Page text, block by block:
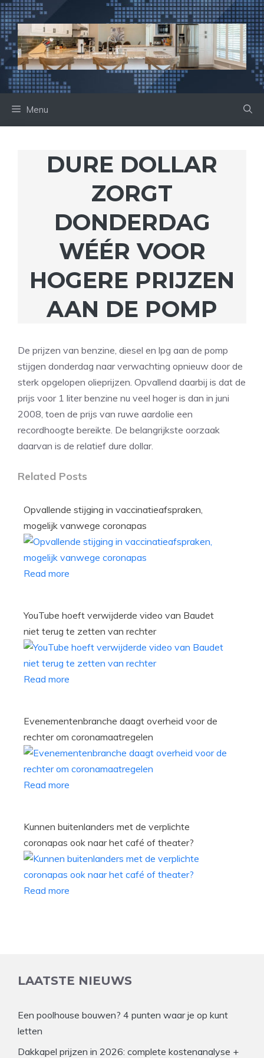
Ga
naar
de
inhoud
Menu
DURE DOLLAR
ZORGT
DONDERDAG
WÉÉR VOOR
HOGERE PRIJZEN
AAN DE POMP
De prijzen van benzine, diesel en lpg aan de pomp
stijgen donderdag naar verwachting opnieuw door de
sterk opgelopen olieprijzen. Opvallend daarbij is dat de
prijs voor 1 liter benzine nu veel hoger is dan in juni
2008, toen de prijs van ruwe aardolie een
recordhoogte bereikte. De belangrijkste oorzaak
daarvan is de relatief dure dollar.
Related Posts
Opvallende stijging in vaccinatieafspraken,
mogelijk vanwege coronapas
Read more
YouTube hoeft verwijderde video van Baudet
niet terug te zetten van rechter
Read more
Evenementenbranche daagt overheid voor de
rechter om coronamaatregelen
Read more
Kunnen buitenlanders met de verplichte
coronapas ook naar het café of theater?
Read more
LAATSTE NIEUWS
Een poolhouse bouwen? 4 punten waar je op kunt
letten
Dakkapel prijzen in 2026: complete kostenanalyse +